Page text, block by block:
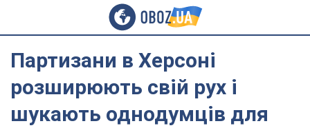
Партизани в Херсоні
розширюють свій рух і
шукають однодумців для